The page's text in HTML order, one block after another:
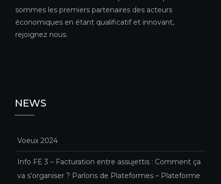
sommes les premiers partenaires des acteurs
économiques en étant qualificatif et innovant,
rejoignez nous.
NEWS
Voeux 2024
Info FE 3 – Facturation entre assujettis : Comment ça
va s’organiser ? Parlons de Plateformes – Plateforme